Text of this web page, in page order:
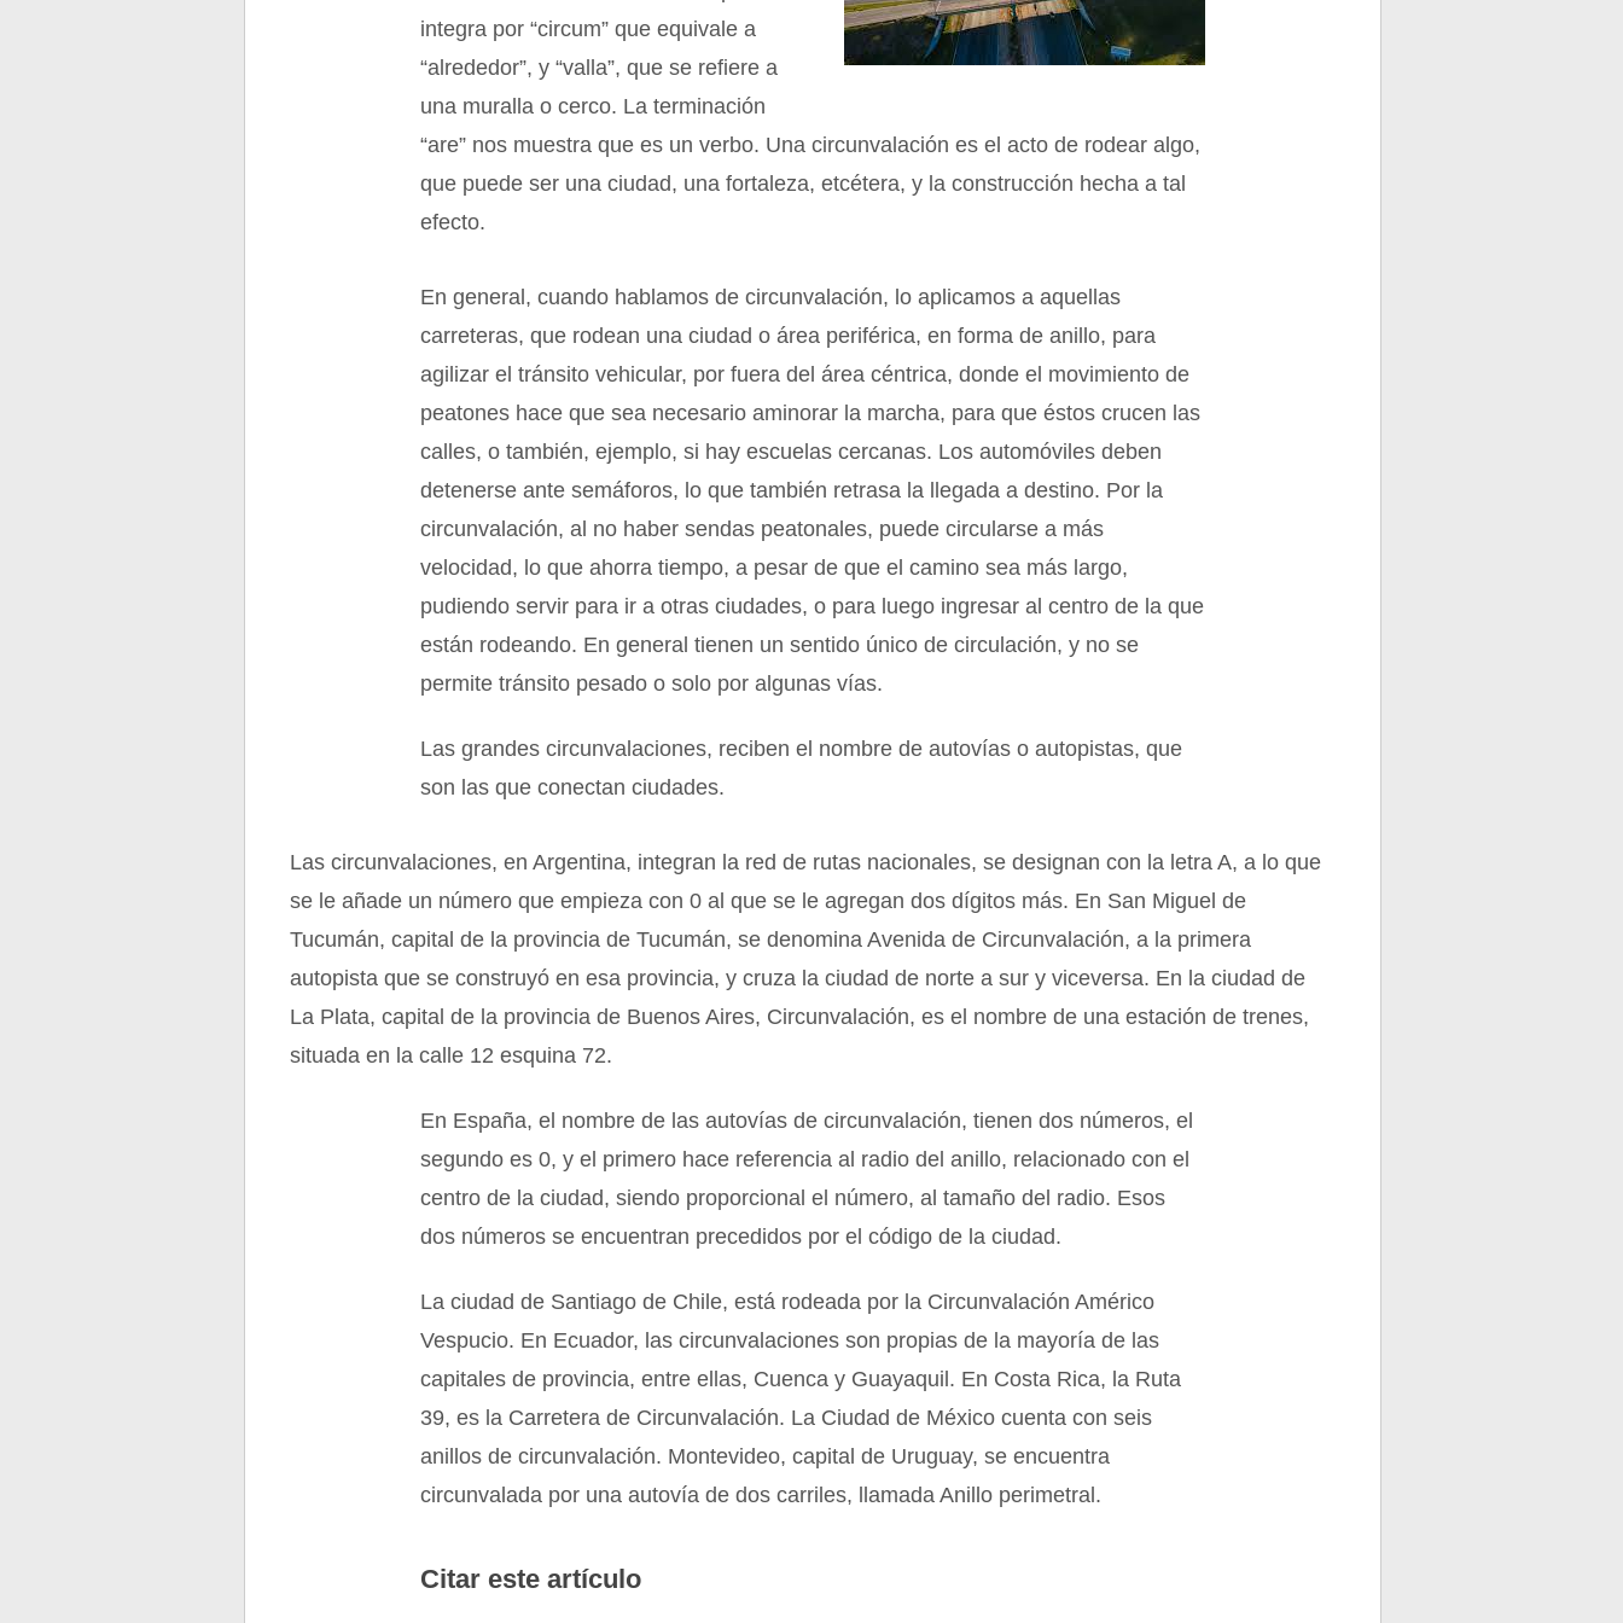
integra por “circum” que equivale a
“alrededor”, y “valla”, que se refiere a
una muralla o cerco. La terminación
“are” nos muestra que es un verbo. Una circunvalación es el acto de rodear algo,
que puede ser una ciudad, una fortaleza, etcétera, y la construcción hecha a tal
efecto.
En general, cuando hablamos de circunvalación, lo aplicamos a aquellas
carreteras, que rodean una ciudad o área periférica, en forma de anillo, para
agilizar el tránsito vehicular, por fuera del área céntrica, donde el movimiento de
peatones hace que sea necesario aminorar la marcha, para que éstos crucen las
calles, o también, ejemplo, si hay escuelas cercanas. Los automóviles deben
detenerse ante semáforos, lo que también retrasa la llegada a destino. Por la
circunvalación, al no haber sendas peatonales, puede circularse a más
velocidad, lo que ahorra tiempo, a pesar de que el camino sea más largo,
pudiendo servir para ir a otras ciudades, o para luego ingresar al centro de la que
están rodeando. En general tienen un sentido único de circulación, y no se
permite tránsito pesado o solo por algunas vías.
Las grandes circunvalaciones, reciben el nombre de autovías o autopistas, que
son las que conectan ciudades.
Las circunvalaciones, en Argentina, integran la red de rutas nacionales, se designan con la letra A, a lo que
se le añade un número que empieza con 0 al que se le agregan dos dígitos más. En San Miguel de
Tucumán, capital de la provincia de Tucumán, se denomina Avenida de Circunvalación, a la primera
autopista que se construyó en esa provincia, y cruza la ciudad de norte a sur y viceversa. En la ciudad de
La Plata, capital de la provincia de Buenos Aires, Circunvalación, es el nombre de una estación de trenes,
situada en la calle 12 esquina 72.
En España, el nombre de las autovías de circunvalación, tienen dos números, el
segundo es 0, y el primero hace referencia al radio del anillo, relacionado con el
centro de la ciudad, siendo proporcional el número, al tamaño del radio. Esos
dos números se encuentran precedidos por el código de la ciudad.
La ciudad de Santiago de Chile, está rodeada por la Circunvalación Américo
Vespucio. En Ecuador, las circunvalaciones son propias de la mayoría de las
capitales de provincia, entre ellas, Cuenca y Guayaquil. En Costa Rica, la Ruta
39, es la Carretera de Circunvalación. La Ciudad de México cuenta con seis
anillos de circunvalación. Montevideo, capital de Uruguay, se encuentra
circunvalada por una autovía de dos carriles, llamada Anillo perimetral.
Citar este artículo